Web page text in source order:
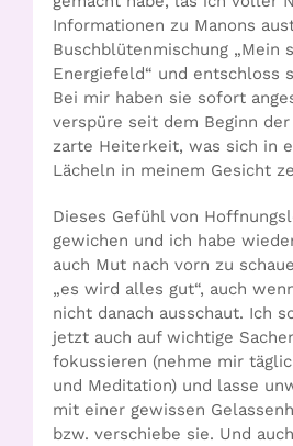
Informationen zu Manons
Buschblütenmischung „Mein
Energiefeld“ und entschloss
Bei mir haben sie sofort
verspüre seit dem Beginn
zarte Heiterkeit, was sich in
Lächeln in meinem Gesicht
Dieses Gefühl von
gewichen und ich habe
auch Mut nach vorn zu
„es wird alles gut“, auch
nicht danach ausschaut. Ich
jetzt auch auf wichtige
fokussieren (nehme mir
und Meditation) und lasse
mit einer gewissen
bzw. verschiebe sie. Und